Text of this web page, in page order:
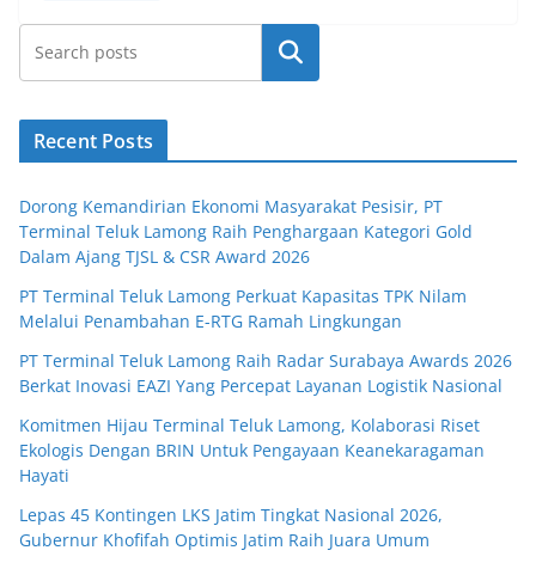
Search
Recent Posts
Dorong Kemandirian Ekonomi Masyarakat Pesisir, PT
Terminal Teluk Lamong Raih Penghargaan Kategori Gold
Dalam Ajang TJSL & CSR Award 2026
PT Terminal Teluk Lamong Perkuat Kapasitas TPK Nilam
Melalui Penambahan E-RTG Ramah Lingkungan
PT Terminal Teluk Lamong Raih Radar Surabaya Awards 2026
Berkat Inovasi EAZI Yang Percepat Layanan Logistik Nasional
Komitmen Hijau Terminal Teluk Lamong, Kolaborasi Riset
Ekologis Dengan BRIN Untuk Pengayaan Keanekaragaman
Hayati
Lepas 45 Kontingen LKS Jatim Tingkat Nasional 2026,
Gubernur Khofifah Optimis Jatim Raih Juara Umum